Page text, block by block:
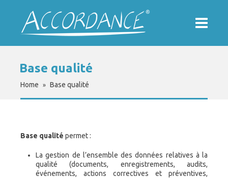
Base qualité
Home » Base qualité
Base qualité permet :
La gestion de l’ensemble des données relatives à la
qualité (documents, enregistrements, audits,
événements, actions correctives et préventives,